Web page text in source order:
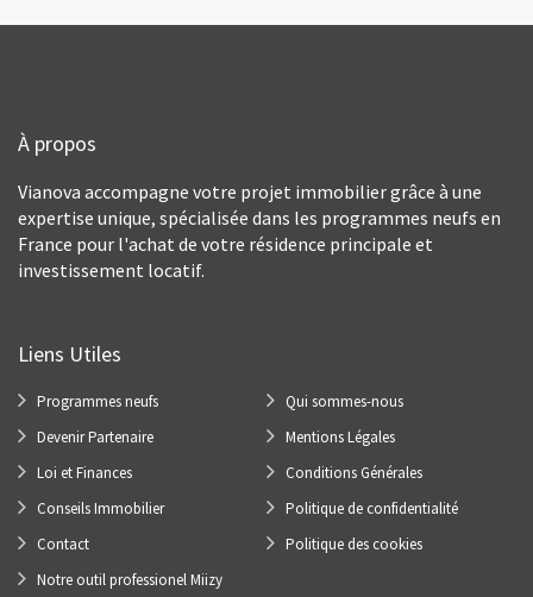
À propos
Vianova accompagne votre projet immobilier grâce à une
expertise unique, spécialisée dans les programmes neufs en
France pour l'achat de votre résidence principale et
investissement locatif.
Liens Utiles
Programmes neufs
Devenir Partenaire
Loi et Finances
Conseils Immobilier
Contact
Notre outil professionel Miizy
Qui sommes-nous
Mentions Légales
Conditions Générales
Politique de confidentialité
Politique des cookies